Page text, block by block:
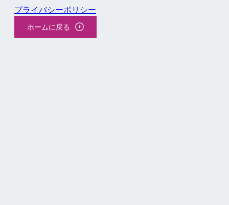
プライバシーポリシー
ホームに戻る